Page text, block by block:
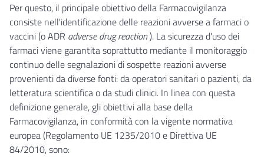
Per questo, il principale obiettivo della Farmacovigilanza
consiste nell'identificazione delle reazioni avverse a farmaci o
vaccini (o ADR adverse drug reaction). La sicurezza d'uso dei
farmaci viene garantita soprattutto mediante il monitoraggio
continuo delle segnalazioni di sospette reazioni avverse
provenienti da diverse fonti: da operatori sanitari o pazienti, da
letteratura scientifica o da studi clinici. In linea con questa
definizione generale, gli obiettivi alla base della
Farmacovigilanza, in conformità con la vigente normativa
europea (Regolamento UE 1235/2010 e Direttiva UE
84/2010, sono: